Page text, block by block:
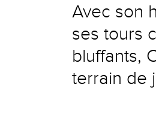
Avec son
ses tours
bluffants,
terrain de